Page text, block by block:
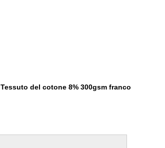
Tessuto del cotone 8% 300gsm franco